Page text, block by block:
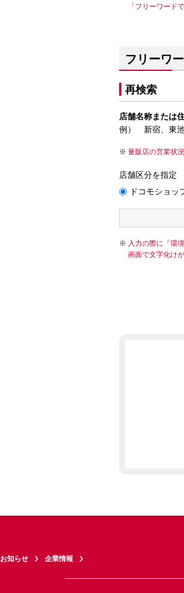
「フリーワード
フリーワ
再検索
店舗名称または
例） 新宿、東
量販店の営業状
店舗区分を指定
ドコモショッ
入力の際に「環
画面で文字化け
お知らせ 企業情報